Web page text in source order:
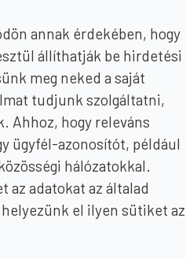
annak érdekében, hogy
állíthatják be hirdetési
meg neked a saját
tudjunk szolgáltatni,
Ahhoz, hogy releváns
ügyfél-azonosítót, például
hálózatokkal.
az adatokat az általad
el ilyen sütiket az